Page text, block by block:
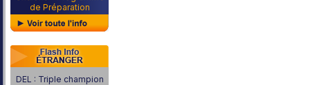
de Préparation
DEL : Triple champion